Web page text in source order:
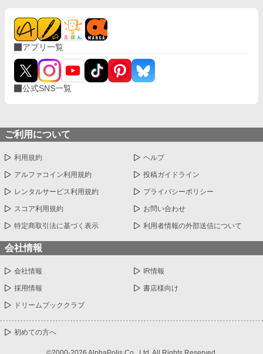
アプリ一覧
公式SNS一覧
ご利用について
利用規約 ヘルプ
アルファコイン利用規約 投稿ガイドライン
レンタルサービス利用規約 プライバシーポリシー
スコア利用規約 お問い合わせ
特定商取引法に基づく表示 利用者情報の外部送信について
会社情報
会社情報 IR情報
採用情報 書店様向け
ドリームブッククラブ
初めての方へ